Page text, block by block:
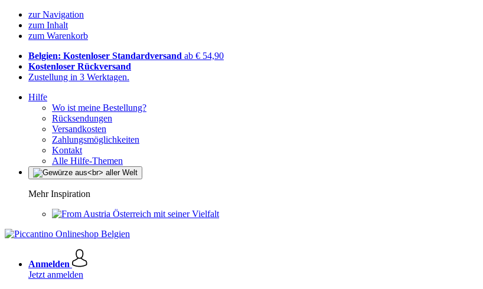
zur Navigation
zum Inhalt
zum Warenkorb
Belgien: Kostenloser Standardversand ab € 54,90
Kostenloser Rückversand
Zustellung in 3 Werktagen.
Hilfe
Wo ist meine Bestellung?
Rücksendungen
Versandkosten
Zahlungsmöglichkeiten
Kontakt
Alle Hilfe-Themen
Mehr Inspiration
Österreich mit seiner Vielfalt
Anmelden
Jetzt anmelden